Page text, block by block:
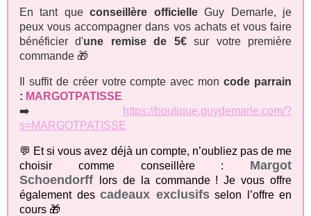
En tant queconseillère officielleGuy Demarle, je
peux vous accompagner dans vos achats et vous faire
bénéficier d'une remise de 5€sur votre première
commande 🎁
Il suffit de créer votre compte avec moncode parrain
: MARGOTPATISSE
➡️
https://boutique.guydemarle.com/?
s=MARGOTPATISSE
💬 Et si vous avez déjà un compte, n’oubliez pas de me
choisir comme conseillère : Margot
Schoendorff
lors de la commande ! Je vous offre
également des cadeaux exclusifsselon l’offre en
cours 🎁